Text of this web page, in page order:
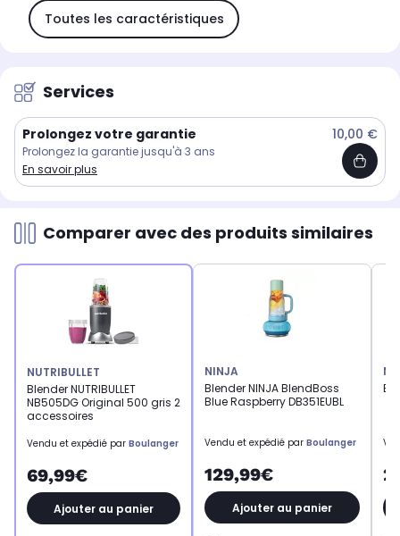
Toutes les caractéristiques
Services
Prolongez votre garantie 10,00 €
Prolongez la garantie jusqu'à 3 ans
En savoir plus
Comparer avec des produits similaires
NUTRIBULLET
Blender NUTRIBULLET
NB505DG Original 500 gris 2
accessoires
Vendu et expédié par Boulanger
69,99€
Ajouter au panier
NINJA
Blender NINJA BlendBoss
Blue Raspberry DB351EUBL
Vendu et expédié par Boulanger
129,99€
Ajouter au panier